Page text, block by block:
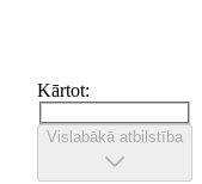
Kārtot:
Vislabākā atbilstība